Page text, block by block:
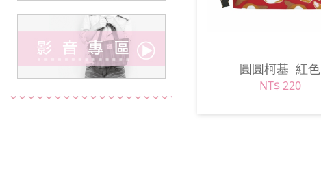
圓圓柯基紅色
NT$ 220